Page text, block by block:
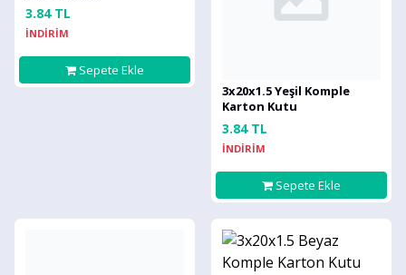
3.84 TL
İNDİRİM
Sepete Ekle
3x20x1.5 Yeşil Komple
Karton Kutu
3.84 TL
İNDİRİM
Sepete Ekle